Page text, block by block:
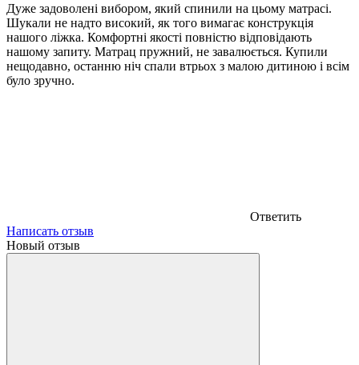
Дуже задоволені вибором, який спинили на цьому матрасі.
Шукали не надто високий, як того вимагає конструкція
нашого ліжка. Комфортні якості повністю відповідають
нашому запиту. Матрац пружний, не завалюється. Купили
нещодавно, останню ніч спали втрьох з малою дитиною і всім
було зручно.
Ответить
Написать отзыв
Новый отзыв